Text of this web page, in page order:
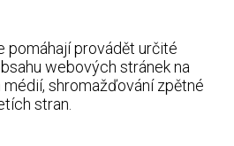
pomáhají provádět určité
webových stránek na
shromažďování zpětné
stran.